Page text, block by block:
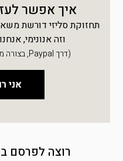
איך אפשר
תחזוקת סליזי דורשת
וזה אנונימי,
(דרך Paypal, בצורה מאובטחת, אנונימית ומהירה)
רוצה לפרסם